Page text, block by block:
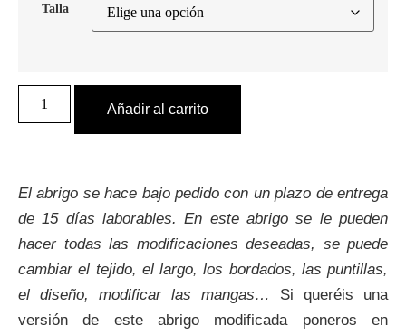
Talla
Añadir al carrito
El abrigo se hace bajo pedido con un plazo de entrega
de 15 días laborables. En este abrigo se le pueden
hacer todas las modificaciones deseadas, se puede
cambiar el tejido, el largo, los bordados, las puntillas,
el diseño, modificar las mangas…
Si queréis una
versión de este abrigo modificada poneros en